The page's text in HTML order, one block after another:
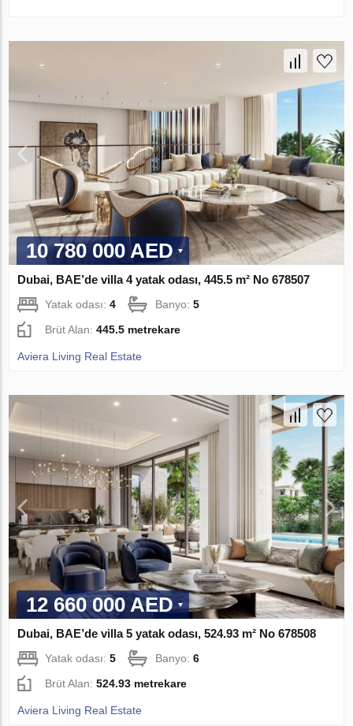
10 780 000 AED
Dubai, BAE’de villa 4 yatak odası, 445.5 m² No 678507
Yatak odası:4 Banyo:5
Brüt Alan:445.5 metrekare
Aviera Living Real Estate
12 660 000 AED
Dubai, BAE’de villa 5 yatak odası, 524.93 m² No 678508
Yatak odası:5 Banyo:6
Brüt Alan:524.93 metrekare
Aviera Living Real Estate